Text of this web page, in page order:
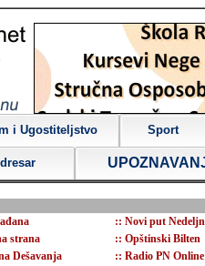
i Ugostiteljstvo Sport
:: Novi put
strana :: Opštinski Bilten
Dešavanja :: Radio PN Online